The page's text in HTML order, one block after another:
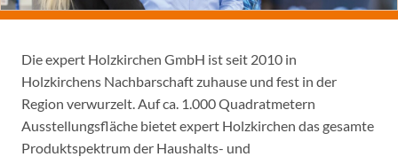
Die expert Holzkirchen GmbH ist seit 2010 in
Holzkirchens Nachbarschaft zuhause und fest in der
Region verwurzelt. Auf ca. 1.000 Quadratmetern
Ausstellungsfläche bietet expert Holzkirchen das gesamte
Produktspektrum der Haushalts- und